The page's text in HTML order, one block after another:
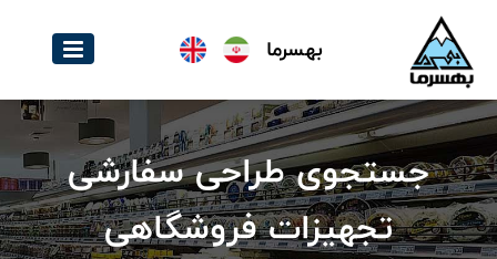
بهسرما
جستجوی طراحی سفارشی
تجهیزات فروشگاهی